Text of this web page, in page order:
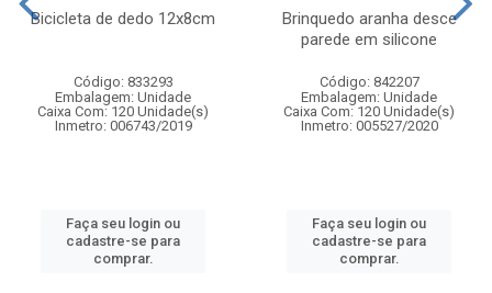
Bicicleta de dedo 12x8cm
Código: 833293
Embalagem: Unidade
Caixa Com: 120 Unidade(s)
Inmetro: 006743/2019
Faça seu login ou
cadastre-se para
comprar.
Brinquedo aranha desce
parede em silicone
Código: 842207
Embalagem: Unidade
Caixa Com: 120 Unidade(s)
Inmetro: 005527/2020
Faça seu login ou
cadastre-se para
comprar.